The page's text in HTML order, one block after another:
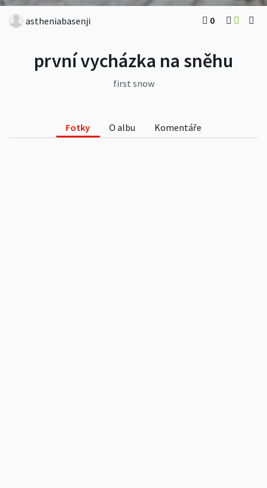
první vycházka na sněhu
first snow
astheniabasenji 0
Fotky O albu Komentáře